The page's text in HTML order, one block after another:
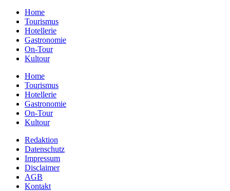
Home
Tourismus
Hotellerie
Gastronomie
On-Tour
Kultour
Home
Tourismus
Hotellerie
Gastronomie
On-Tour
Kultour
Redaktion
Datenschutz
Impressum
Disclaimer
AGB
Kontakt